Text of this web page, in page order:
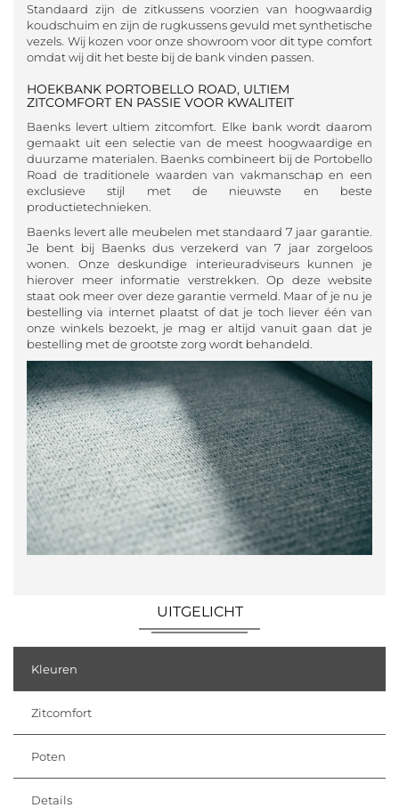
Standaard zijn de zitkussens voorzien van hoogwaardig
koudschuim en zijn de rugkussens gevuld met synthetische
vezels. Wij kozen voor onze showroom voor dit type comfort
omdat wij dit het beste bij de bank vinden passen.
HOEKBANK PORTOBELLO ROAD, ULTIEM
ZITCOMFORT EN PASSIE VOOR KWALITEIT
Baenks levert ultiem zitcomfort. Elke bank wordt daarom
gemaakt uit een selectie van de meest hoogwaardige en
duurzame materialen. Baenks combineert bij de Portobello
Road de traditionele waarden van vakmanschap en een
exclusieve stijl met de nieuwste en beste
productietechnieken.
Baenks levert alle meubelen met standaard 7 jaar garantie.
Je bent bij Baenks dus verzekerd van 7 jaar zorgeloos
wonen. Onze deskundige interieuradviseurs kunnen je
hierover meer informatie verstrekken. Op deze website
staat ook meer over deze garantie vermeld. Maar of je nu je
bestelling via internet plaatst of dat je toch liever één van
onze winkels bezoekt, je mag er altijd vanuit gaan dat je
bestelling met de grootste zorg wordt behandeld.
UITGELICHT
Kleuren
Zitcomfort
Poten
Details